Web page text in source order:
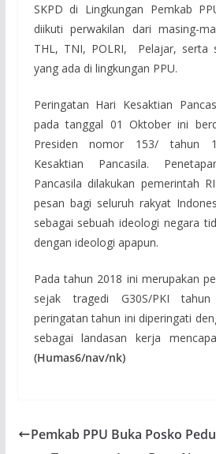
SKPD di Lingkungan Pemkab
diikuti perwakilan dari masing-
THL, TNI, POLRI, Pelajar, serta
yang ada di lingkungan PPU.
Peringatan Hari Kesaktian
pada tanggal 01 Oktober ini
Presiden nomor 153/ tahun
Kesaktian Pancasila.
Pancasila dilakukan pemerintah
pesan bagi seluruh rakyat
sebagai sebuah ideologi negara
dengan ideologi apapun.
Pada tahun 2018 ini merupakan
sejak tragedi G30S/PKI
peringatan tahun ini diperingati
sebagai landasan kerja
(Humas6/nav/nk)
Pemkab PPU Buka Posko